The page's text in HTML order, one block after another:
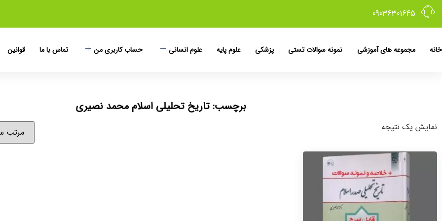
09036301645
خانه مجموعه های آموزشی نمونه سوالات تستی پزشکی علوم پایه علوم انسانی حساب کاربری من تماس با ما قوانین
برچسب: تاریخ تحلیلی اسلام محمد نصیری
نمایش یک نتیجه